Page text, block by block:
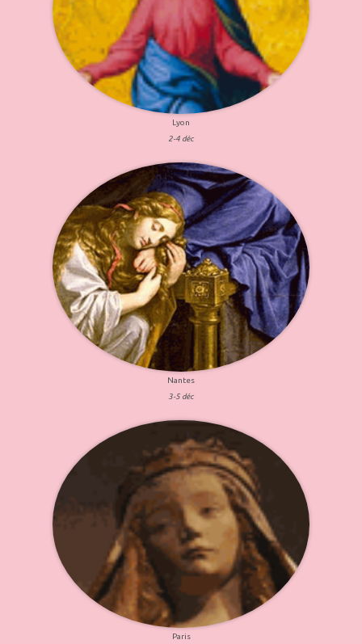
Lyon
2-4 déc
Nantes
3-5 déc
Paris